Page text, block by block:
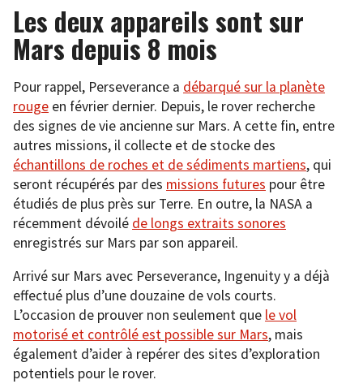
Les deux appareils sont sur
Mars depuis 8 mois
Pour rappel, Perseverance a débarqué sur la planète
rouge en février dernier. Depuis, le rover recherche
des signes de vie ancienne sur Mars. A cette fin, entre
autres missions, il collecte et de stocke des
échantillons de roches et de sédiments martiens, qui
seront récupérés par des missions futures pour être
étudiés de plus près sur Terre. En outre, la NASA a
récemment dévoilé de longs extraits sonores
enregistrés sur Mars par son appareil.
Arrivé sur Mars avec Perseverance, Ingenuity y a déjà
effectué plus d’une douzaine de vols courts.
L’occasion de prouver non seulement que le vol
motorisé et contrôlé est possible sur Mars, mais
également d’aider à repérer des sites d’exploration
potentiels pour le rover.